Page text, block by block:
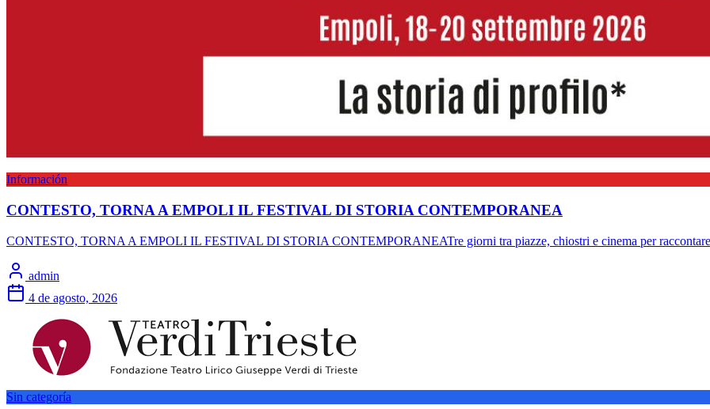
Información
CONTESTO, TORNA A EMPOLI IL FESTIVAL DI STORIA CONTEMPORANEA
CONTESTO, TORNA A EMPOLI IL FESTIVAL DI STORIA CONTEMPORANEATre giorni tra piazze, chiostri e cinema per
admin
4 de agosto, 2026
Sin categoría